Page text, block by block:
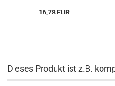
16,78 EUR
Dieses Produkt ist z.B.